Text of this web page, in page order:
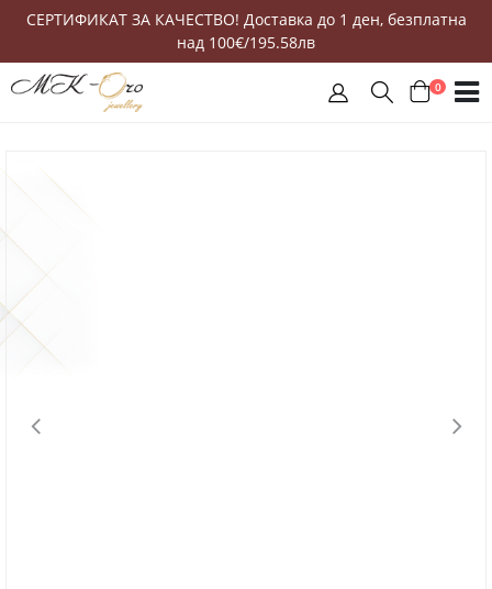
СЕРТИФИКАТ ЗА КАЧЕСТВО! Доставка до 1 ден, безплатна
над 100€/195.58лв
0